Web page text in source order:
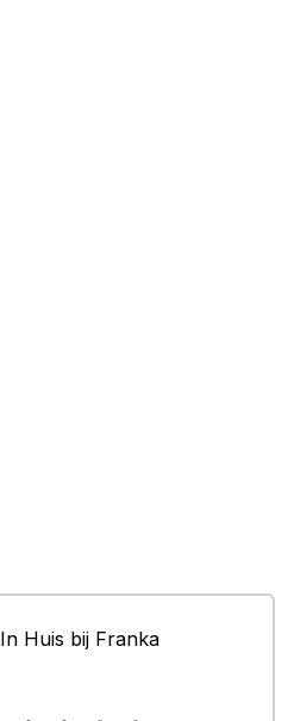
In Huis bij Franka